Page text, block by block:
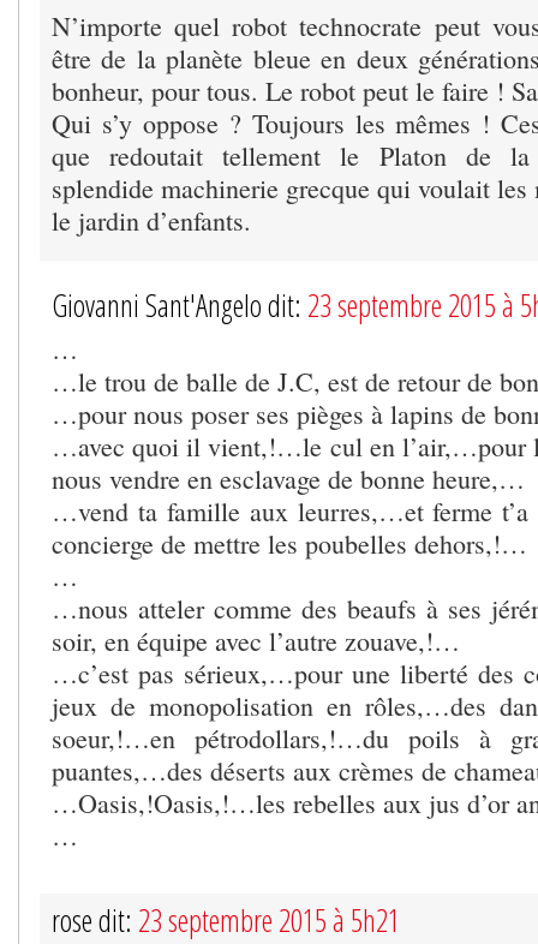
N’importe quel robot technocrate peut
être de la planète bleue en deux
bonheur, pour tous. Le robot peut le faire !
Qui s’y oppose ? Toujours les mêmes !
que redoutait tellement le Platon de la
splendide machinerie grecque qui voulait
le jardin d’enfants.
Giovanni Sant'Angelo dit: 23 septembre 2015 à
…
…le trou de balle de J.C, est de retour de
…pour nous poser ses pièges à lapins de
…avec quoi il vient,!…le cul en l’air,…pour
nous vendre en esclavage de bonne heure,…
…vend ta famille aux leurres,…et ferme t’a
concierge de mettre les poubelles dehors,!…
…
…nous atteler comme des beaufs à ses
soir, en équipe avec l’autre zouave,!…
…c’est pas sérieux,…pour une liberté des
jeux de monopolisation en rôles,…des
soeur,!…en pétrodollars,!…du poils à
puantes,…des déserts aux crèmes de
…Oasis,!Oasis,!…les rebelles aux jus d’or
…
rose dit: 23 septembre 2015 à 5h21